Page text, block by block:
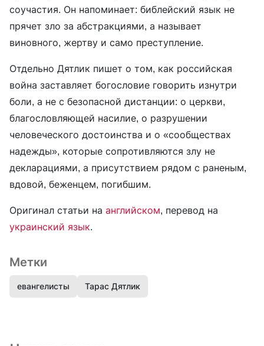
соучастия. Он напоминает: библейский язык не
прячет зло за абстракциями, а называет
виновного, жертву и само преступление.
Отдельно Дятлик пишет о том, как российская
война заставляет богословие говорить изнутри
боли, а не с безопасной дистанции: о церкви,
благословляющей насилие, о разрушении
человеческого достоинства и о «сообществах
надежды», которые сопротивляются злу не
декларациями, а присутствием рядом с раненым,
вдовой, беженцем, погибшим.
Оригинал статьи на английском, перевод на
украинский язык.
Метки
евангелисты Тарас Дятлик